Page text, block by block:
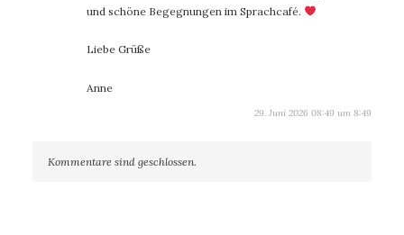
und schöne Begegnungen im Sprachcafé.
Liebe Grüße
Anne
29. Juni 2026 08:49 um 8:49
Kommentare sind geschlossen.